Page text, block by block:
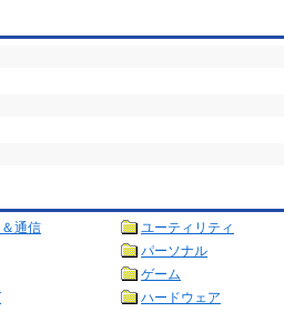
通信
ユーティリティ
パーソナル
ゲーム
ハードウェア